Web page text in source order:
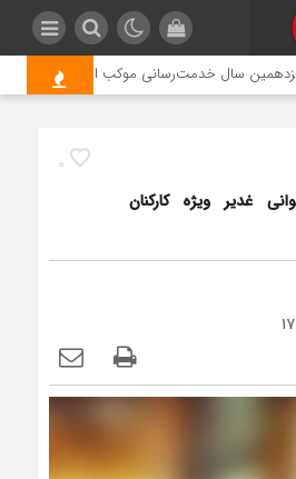
سال خدمت‌رسانی موکب امام رضا (ع)
0
غدیر ویژه کارکنان